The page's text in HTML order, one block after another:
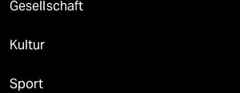
Gesellschaft
Kultur
Sport